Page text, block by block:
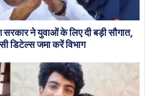
ने युवाओं के लिए दी बड़ी सौगात,
डिटेल्स जमा करें विभाग